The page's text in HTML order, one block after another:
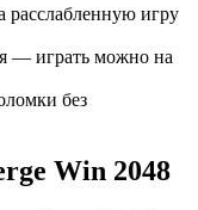
расслабленную игру
— играть можно на
без
Win 2048